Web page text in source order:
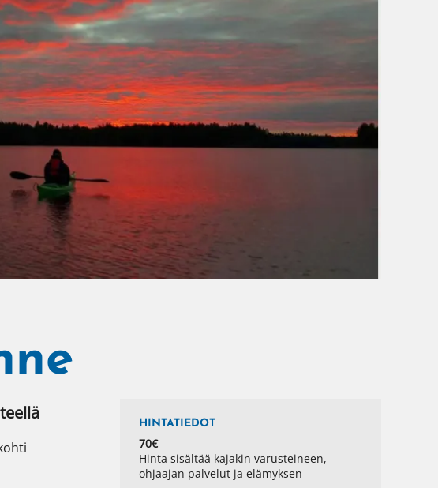
HINTATIEDOT
70€
Hinta sisältää kajakin varusteineen,
ohjaajan palvelut ja elämyksen